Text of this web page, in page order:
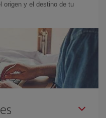
origen y el destino de tu